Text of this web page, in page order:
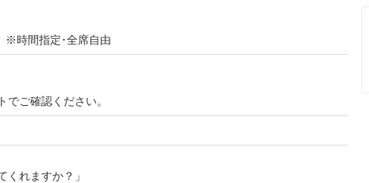
時間指定･全席自由
ご確認ください。
くれますか？」